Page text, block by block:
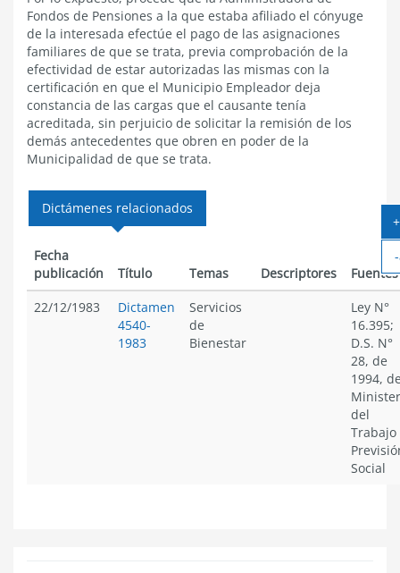
Fondos de Pensiones a la que estaba afiliado el cónyuge
de la interesada efectúe el pago de las asignaciones
familiares de que se trata, previa comprobación de la
efectividad de estar autorizadas las mismas con la
certificación en que el Municipio Empleador deja
constancia de las cargas que el causante tenía
acreditada, sin perjuicio de solicitar la remisión de los
demás antecedentes que obren en poder de la
Municipalidad de que se trata.
Dictámenes relacionados
Fecha
publicación
Título Temas Descriptores
Fuentes
22/12/1983
Dictamen
4540-
1983
Servicios
de
Bienestar
Ley N°
16.395;
D.S. N°
28, de
1994,
del
Trabajo
Social